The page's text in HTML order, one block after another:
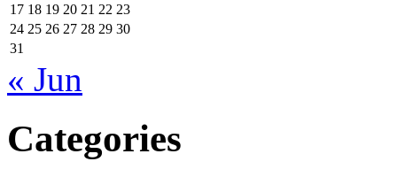
17 18 19 20 21 22 23
24 25 26 27 28 29 30
31
« Jun
Categories